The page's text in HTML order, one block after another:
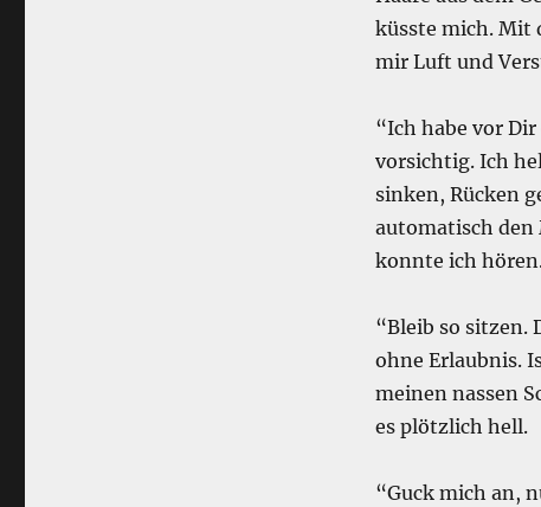
küsste mich. Mit
mir Luft und
“Ich habe vor
vorsichtig. Ich
sinken, Rücken
automatisch den
konnte ich
“Bleib so sitzen.
ohne Erlaubnis.
meinen nassen
es plötzlich hell.
“Guck mich an,